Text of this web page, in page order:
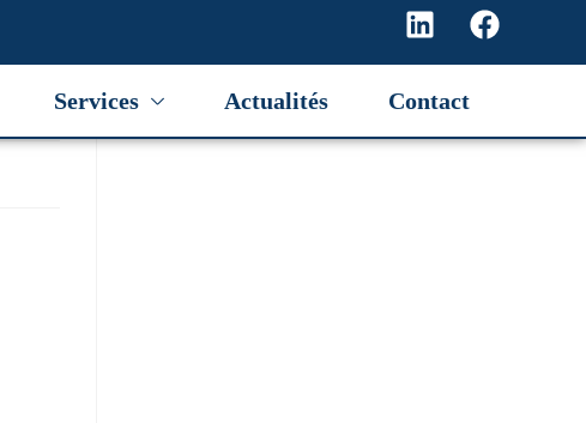
Services Actualités Contact